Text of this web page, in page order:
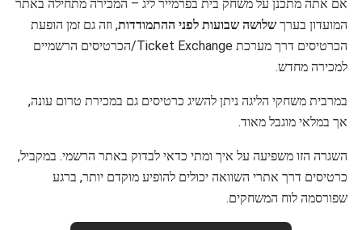
אם אתה מתכנן על משחק בית בפרמייר ליג – המכירה מתחילה באתר
המועדון בערך שלושה שבועות לפני ההתמודדות, וזה גם זמן הופעת
הכרטיסים דרך מערכת Ticket Exchange/הכרטיסים הרשמיים
למכירה מחדש.
במרבית משחקי הליגה ניתן להשיג כרטיסים גם במכירת טרום עונה,
אך במלאי מוגבל מאוד.
השגרה הזו משפיעה על איך ומתי כדאי לבדוק באתר הרשמי. במקביל,
כרטיסים דרך אתרי השוואה יכולים להופיע מוקדם יותר, ברגע
שפורסמה לוח המשחקים.